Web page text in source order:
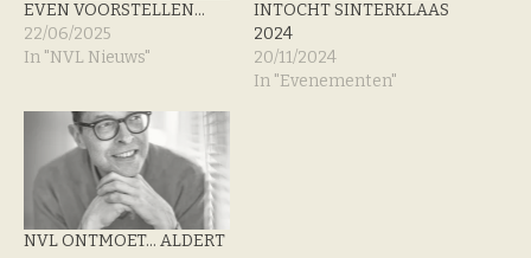
EVEN VOORSTELLEN…
22/06/2025
In "NVL Nieuws"
INTOCHT SINTERKLAAS
2024
20/11/2024
In "Evenementen"
NVL ONTMOET… ALDERT